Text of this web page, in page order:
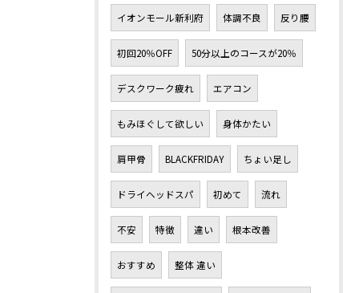
イオンモール新利府 体調不良 反り腰
初回20％OFF 50分以上のコースが20％
デスクワーク疲れ エアコン
もみほぐして欲しい 身体かたい
肩甲骨 BLACKFRIDAY ちょい足し
ドライヘッドスパ 初めて 流れ
不安 特徴 違い 根本改善
おすすめ 整体 違い